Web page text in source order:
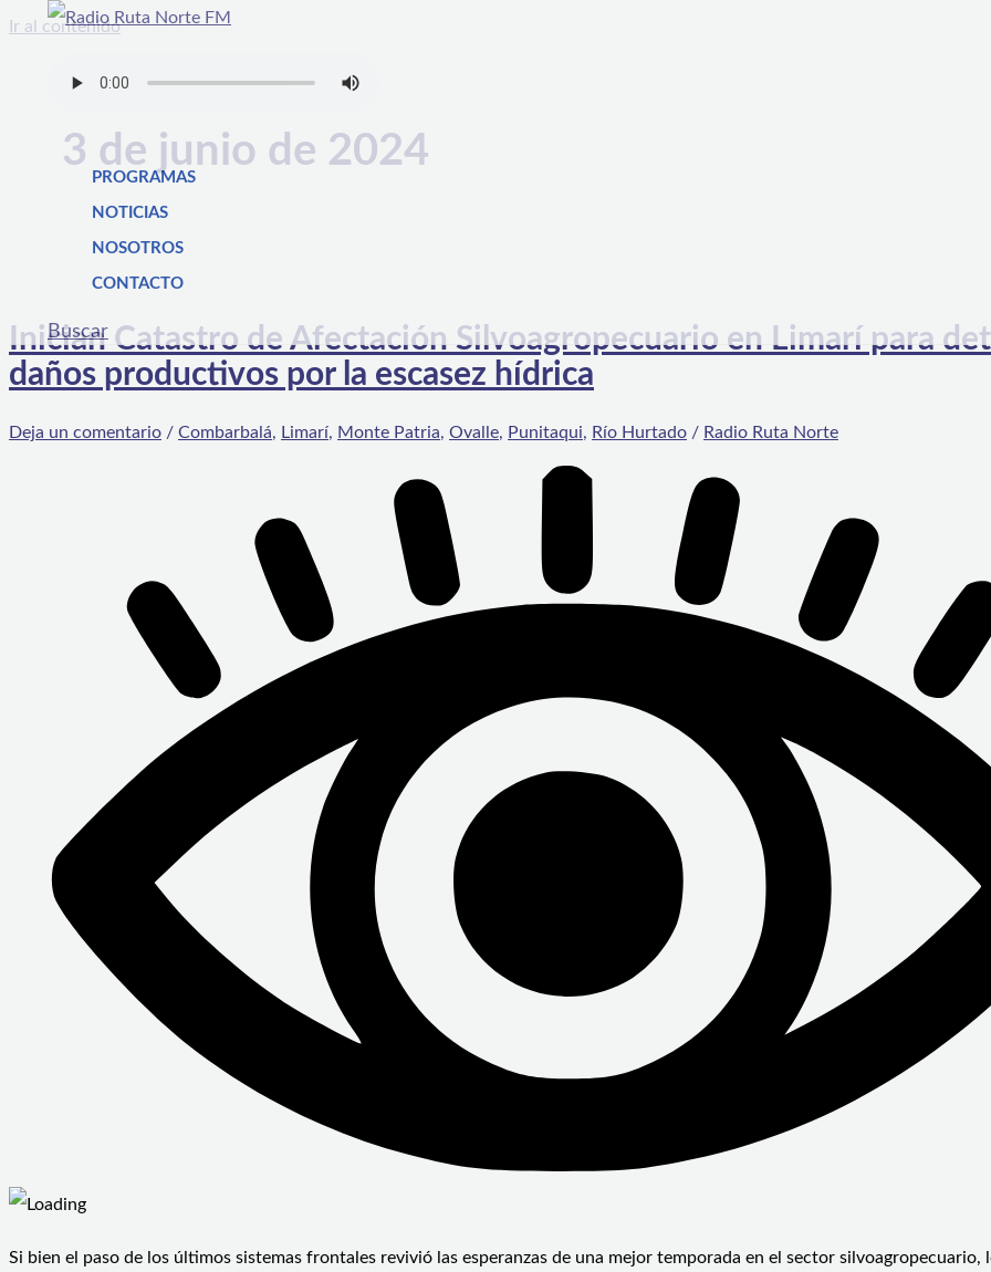
Ir al contenido
PROGRAMAS
NOTICIAS
NOSOTROS
CONTACTO
Buscar
3 de junio de 2024
Inician Catastro de Afectación Silvoagropecuario en Limarí para
daños productivos por la escasez hídrica
Deja un comentario / Combarbalá, Limarí, Monte Patria, Ovalle, Punitaqui, Río Hurtado / Radio Ruta Norte
Si bien el paso de los últimos sistemas frontales revivió las esperanzas de una mejor temporada en el sector silvoagropecuario,